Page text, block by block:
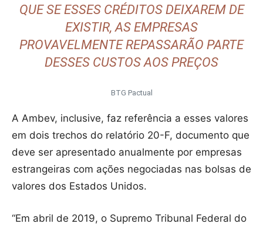
QUE SE ESSES CRÉDITOS DEIXAREM DE
EXISTIR, AS EMPRESAS
PROVAVELMENTE REPASSARÃO PARTE
DESSES CUSTOS AOS PREÇOS
BTG Pactual
A Ambev, inclusive, faz referência a esses valores
em dois trechos do relatório 20-F, documento que
deve ser apresentado anualmente por empresas
estrangeiras com ações negociadas nas bolsas de
valores dos Estados Unidos.
“Em abril de 2019, o Supremo Tribunal Federal do